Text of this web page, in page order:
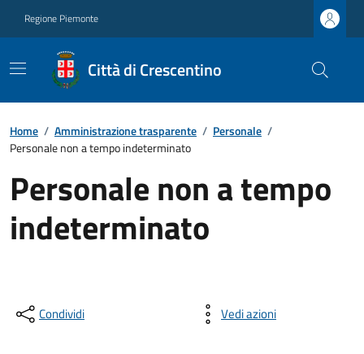
Regione Piemonte
Città di Crescentino
Home / Amministrazione trasparente / Personale /
Personale non a tempo indeterminato
Personale non a tempo
indeterminato
Condividi Vedi azioni